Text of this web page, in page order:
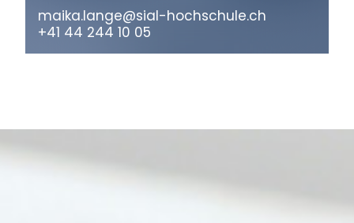
maika.lange@sial-hochschule.ch
+41 44 244 10 05